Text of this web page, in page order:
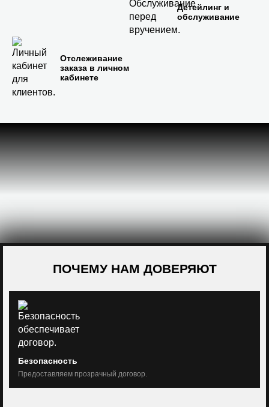
Детейлинг и
обслуживание
Отслеживание
заказа в личном
кабинете
ПОЧЕМУ НАМ ДОВЕРЯЮТ
Безопасность
Предоставляем прозрачный договор.